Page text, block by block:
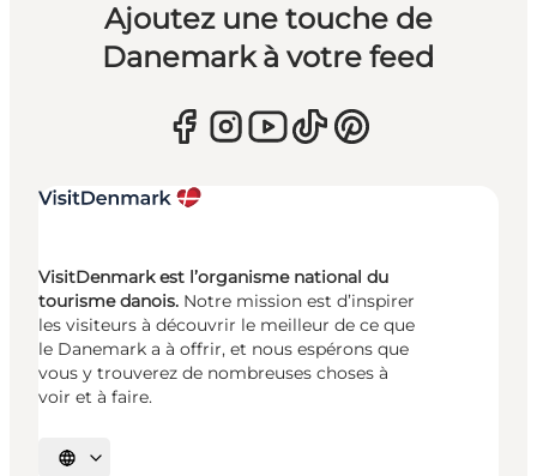
Ajoutez une touche de
Danemark à votre feed
VisitDenmark est l’organisme national du
tourisme danois. Notre mission est d’inspirer
les visiteurs à découvrir le meilleur de ce que
le Danemark a à offrir, et nous espérons que
vous y trouverez de nombreuses choses à
voir et à faire.
Choisissez la langue